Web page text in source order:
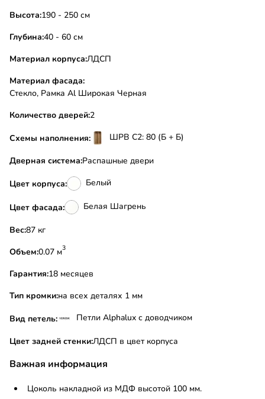
Высота:190 - 250 см
Глубина:40 - 60 см
Материал корпуса:ЛДСП
Материал фасада:
Стекло, Рамка Al Широкая Черная
Количество дверей:2
Схемы наполнения: ШРВ С2: 80 (Б + Б)
Дверная система:Распашные двери
Цвет корпуса: Белый
Цвет фасада: Белая Шагрень
Вес:
87 кг
Объем:
0.07 м3
Гарантия:18 месяцев
Тип кромки:на всех деталях 1 мм
Вид петель: Петли Alphalux с доводчиком
Цвет задней стенки:ЛДСП в цвет корпуса
Важная информация
Цоколь накладной из МДФ высотой 100 мм.